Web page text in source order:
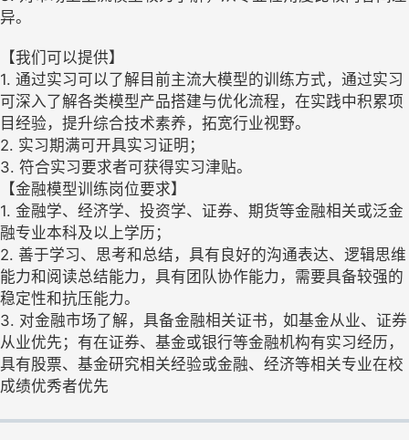
异。
【我们可以提供】
1. 通过实习可以了解目前主流大模型的训练方式，通过实习
可深入了解各类模型产品搭建与优化流程，在实践中积累项
目经验，提升综合技术素养，拓宽行业视野。
2. 实习期满可开具实习证明；
3. 符合实习要求者可获得实习津贴。
【金融模型训练岗位要求】
1. 金融学、经济学、投资学、证券、期货等金融相关或泛金
融专业本科及以上学历；
2. 善于学习、思考和总结，具有良好的沟通表达、逻辑思维
能力和阅读总结能力，具有团队协作能力，需要具备较强的
稳定性和抗压能力。
3. 对金融市场了解，具备金融相关证书，如基金从业、证券
从业优先；有在证券、基金或银行等金融机构有实习经历，
具有股票、基金研究相关经验或金融、经济等相关专业在校
成绩优秀者优先